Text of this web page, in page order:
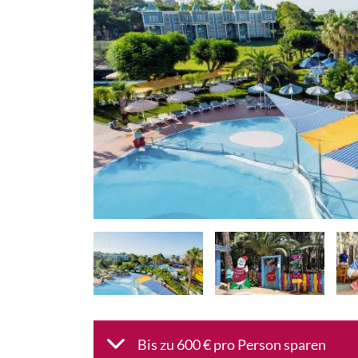
Bis zu 600 € pro Person sparen